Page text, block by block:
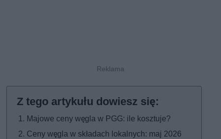
Majowe ceny węgla w PGG: ile kosztuje?
Ceny węgla w składach lokalnych: maj 2026